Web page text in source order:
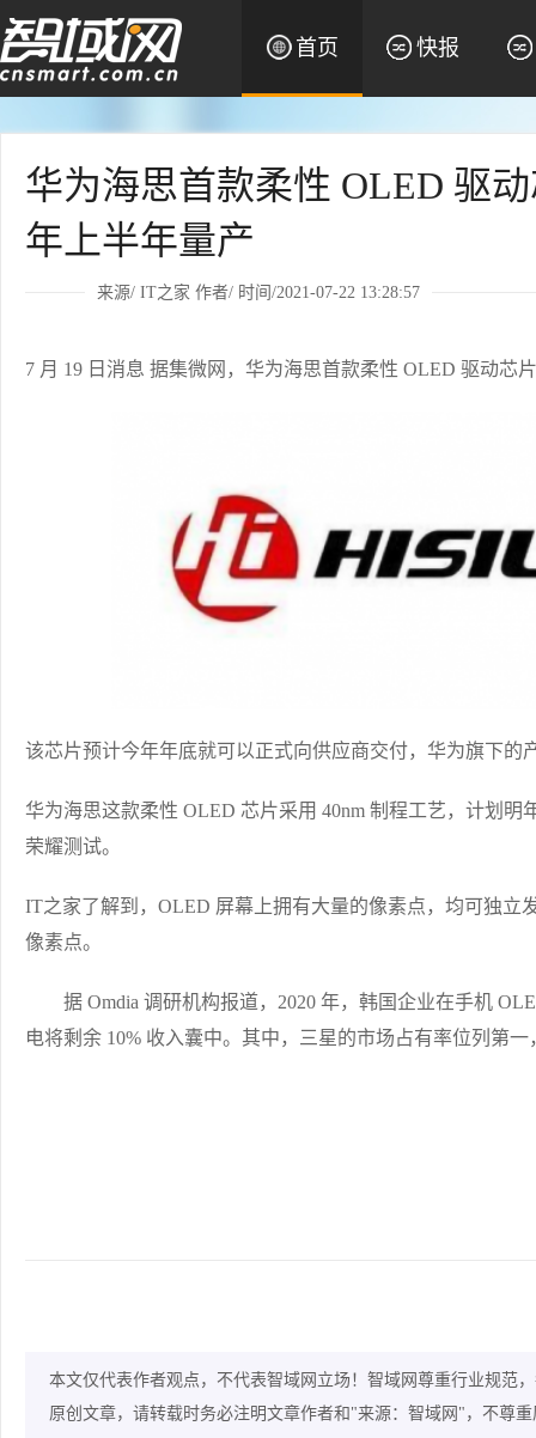
首页 快报
华为海思首款柔性 OLED 驱
年上半年量产
来源/ IT之家 作者/ 时间/2021-07-22 13:28:57
7 月 19 日消息 据集微网，华为海思首款柔性 OLED 驱动芯
该芯片预计今年年底就可以正式向供应商交付，华为旗下的
华为海思这款柔性 OLED 芯片采用 40nm 制程工艺，计划
荣耀测试。
IT之家了解到，OLED 屏幕上拥有大量的像素点，均可独立
像素点。
据 Omdia 调研机构报道，2020 年，韩国企业在手机
电将剩余 10% 收入囊中。其中，三星的市场占有率位列第一
本文仅代表作者观点，不代表智域网立场！智域网尊重行业规范
原创文章，请转载时务必注明文章作者和"来源：智域网"，不尊